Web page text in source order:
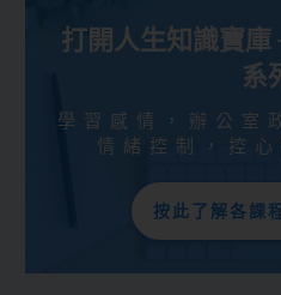
打開人生知識寶
系
學習感情，辦公室
情緒控制，控
按此了解各課